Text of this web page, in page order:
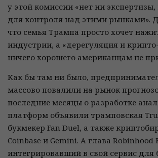
у этой комиссии «нет ни экспертизы,
для контроля над этими рынками».
что семья Трампа просто хочет
индустрии, а «дерегуляция и
ничего хорошего американцам не
Как бы там ни было,
массово повалили на рынок
последние месяцы о разработке
платформ объявили трамповская
букмекер Fan Duel, а также
Coinbase и Gemini. А глава Robinhood
интегрировавший в свой сервис для